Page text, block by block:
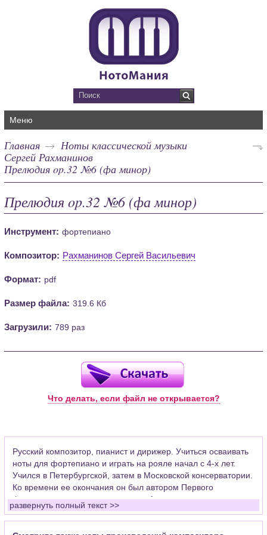
Меню
Главная
Ноты классической музыки
Сергей Рахманинов
Прелюдия op.32 №6 (фа минор)
Прелюдия op.32 №6 (фа минор)
Инструмент: фортепиано
Композитор: Рахманинов Сергей Васильевич
Формат: pdf
Размер файла: 319.6 Кб
Загрузили: 789 раз
Что делать, если файл не открывается?
Русский композитор, пианист и дирижер. Учиться осваивать
ноты для фортепиано и играть на рояле начал с 4-х лет.
Учился в Петербургской, затем в Московской консерватории.
Ко времени ее окончания он был автором Первого
фортепианного концерта, оперы «Алеко», ряда
фортепьянных пьес и романсов. После неудачного
исполнения в Петербурге 1-й симфонии на несколько лет
развернуть полный текст >>